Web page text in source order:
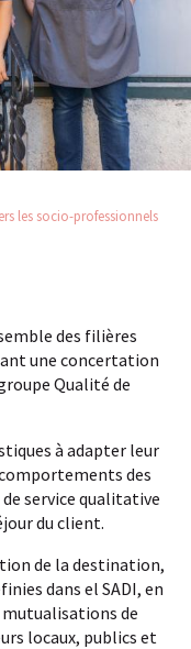
les socio-professionnels
des filières
une concertation
Qualité de
à adapter leur
des
service qualitative
du client.
de la destination,
dans el SADI, en
de
locaux, publics et